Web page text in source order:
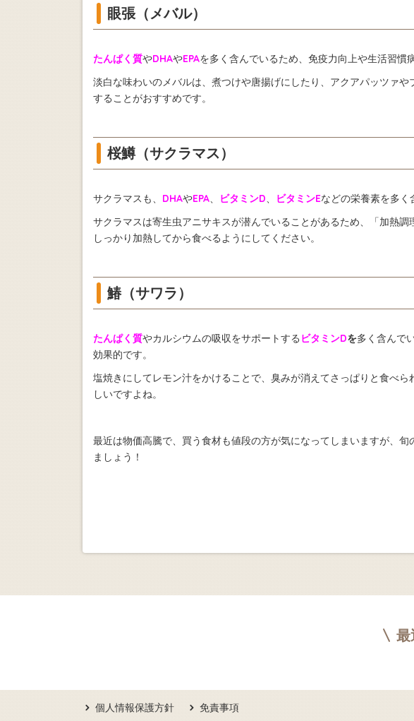
眼張（メバル）
たんぱく質やDHAやEPAを多く含んでいるため、免疫力向上や生活習慣
淡白な味わいのメバルは、煮つけや唐揚げにしたり、アクアパッツァや
することがおすすめです。
桜鱒（サクラマス）
サクラマスも、 DHAやEPA、 ビタミンD、 ビタミンEなどの栄養素を多く
サクラマスは寄生虫アニサキスが潜んでいることがあるため、「加熱調
しっかり加熱してから食べるようにしてください。
鰆（サワラ）
たんぱく質やカルシウムの吸収をサポートする ビタミンDを多く含んで
効果的です。
塩焼きにしてレモン汁をかけることで、臭みが消えてさっぱりと食べ
しいですよね。
最近は物価高騰で、買う食材も値段の方が気になってしまいますが、
ましょう！
最
個人情報保護方針 免責事項